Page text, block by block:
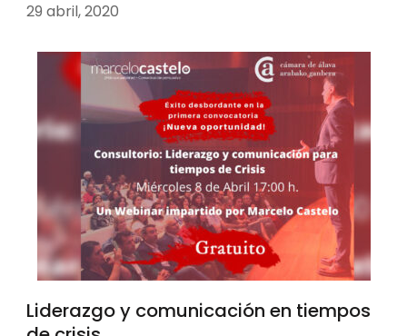
29 abril, 2020
Liderazgo y comunicación en tiempos